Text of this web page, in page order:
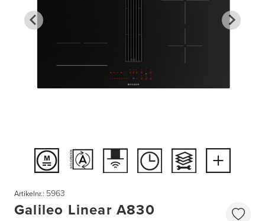
Artikelnr.: 5963
Galileo Linear A830